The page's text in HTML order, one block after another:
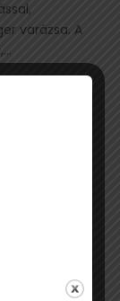
varázsa. A